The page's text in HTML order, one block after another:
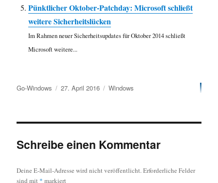
Pünktlicher Oktober-Patchday: Microsoft schließt
weitere Sicherheitslücken
Im Rahmen neuer Sicherheitsupdates für Oktober 2014 schließt
Microsoft weitere...
Autor
Go-Windows
Veröffentlicht
27. April 2016 Kategorien
Windows
Schreibe einen Kommentar
Deine E-Mail-Adresse wird nicht veröffentlicht.Erforderliche Felder
sind mit * markiert